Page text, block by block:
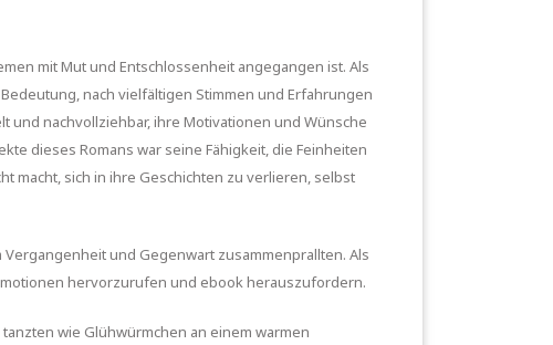
mit Mut und Entschlossenheit angegangen ist. Als
nach vielfältigen Stimmen und Erfahrungen
und nachvollziehbar, ihre Motivationen und Wünsche
dieses Romans war seine Fähigkeit, die Feinheiten
macht, sich in ihre Geschichten zu verlieren, selbst
und Gegenwart zusammenprallten. Als
hervorzurufen und ebook herauszufordern.
wie Glühwürmchen an einem warmen